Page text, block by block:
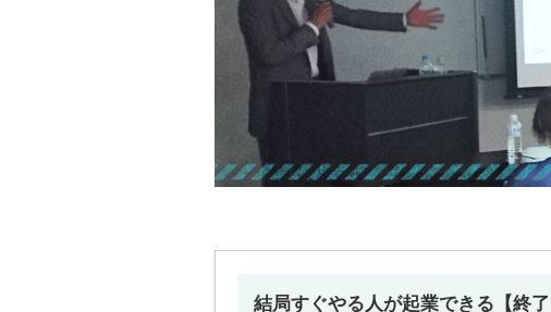
結局すぐやる人が起業できる【終了